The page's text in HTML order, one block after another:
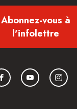
Abonnez-vous à
l'infolettre
FacebookYouTube